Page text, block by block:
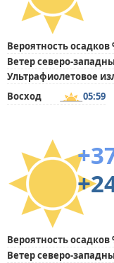
Вероятность осадков
Ветер северо-
Ультрафиолетовое
Восход
05:59
Вероятность осадков
Ветер северо-